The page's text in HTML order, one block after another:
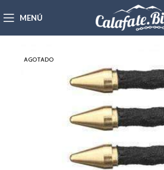
MENÚ
AGOTADO